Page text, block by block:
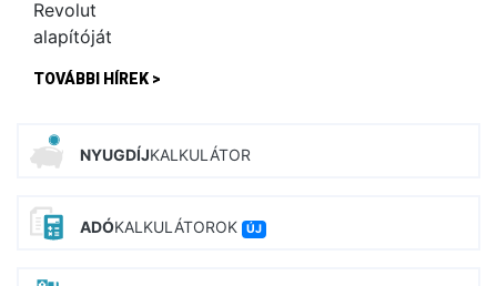
TOVÁBBI HÍREK >
NYUGDÍJKALKULÁTOR
ADÓKALKULÁTOROK ÚJ